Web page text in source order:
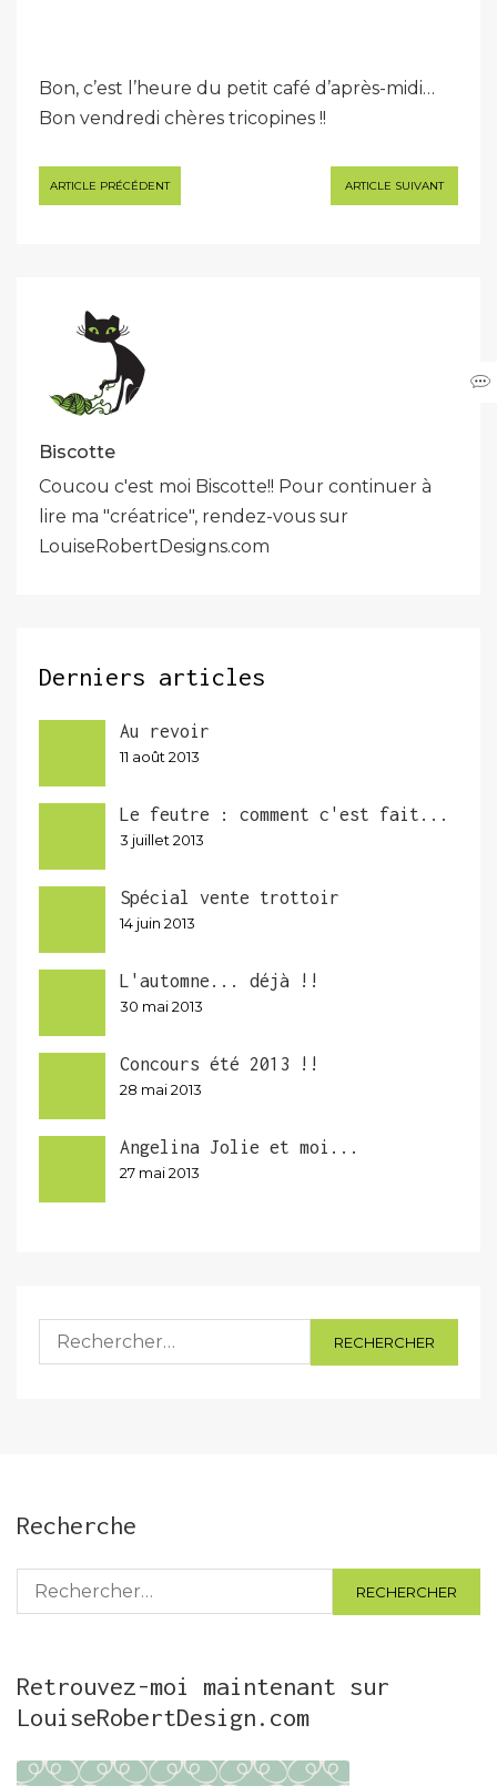
Bon, c’est l’heure du petit café d’après-midi…
Bon vendredi chères tricopines !!
Navigation
de
ARTICLE PRÉCÉDENT ARTICLE SUIVANT
Biscotte
Coucou c'est moi Biscotte!! Pour continuer à
lire ma "créatrice", rendez-vous sur
LouiseRobertDesigns.com
Derniers articles
Au revoir
11 août 2013
Le feutre : comment c'est fait...
3 juillet 2013
Spécial vente trottoir
14 juin 2013
L'automne... déjà !!
30 mai 2013
Concours été 2013 !!
28 mai 2013
Angelina Jolie et moi...
27 mai 2013
Rechercher :
Recherche
Rechercher :
Retrouvez-moi maintenant sur
LouiseRobertDesign.com